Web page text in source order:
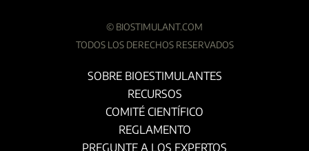
© BIOSTIMULANT.COM
TODOS LOS DERECHOS RESERVADOS
SOBRE BIOESTIMULANTES
RECURSOS
COMITÉ CIENTÍFICO
REGLAMENTO
PREGUNTE A LOS EXPERTOS